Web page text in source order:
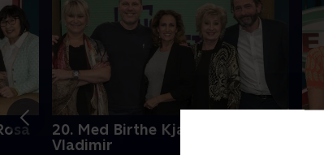
20. Med Birthe Kjær og Timm
Vladimir